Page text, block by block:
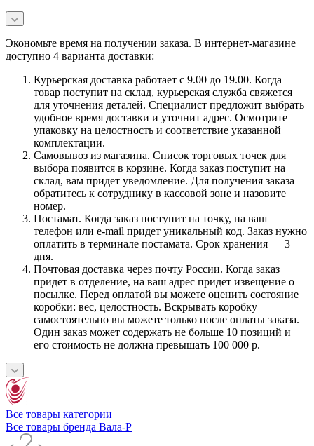
Экономьте время на получении заказа. В интернет-магазине
доступно 4 варианта доставки:
Курьерская доставка работает с 9.00 до 19.00. Когда
товар поступит на склад, курьерская служба свяжется
для уточнения деталей. Специалист предложит выбрать
удобное время доставки и уточнит адрес. Осмотрите
упаковку на целостность и соответствие указанной
комплектации.
Самовывоз из магазина. Список торговых точек для
выбора появится в корзине. Когда заказ поступит на
склад, вам придет уведомление. Для получения заказа
обратитесь к сотруднику в кассовой зоне и назовите
номер.
Постамат. Когда заказ поступит на точку, на ваш
телефон или e-mail придет уникальный код. Заказ нужно
оплатить в терминале постамата. Срок хранения — 3
дня.
Почтовая доставка через почту России. Когда заказ
придет в отделение, на ваш адрес придет извещение о
посылке. Перед оплатой вы можете оценить состояние
коробки: вес, целостность. Вскрывать коробку
самостоятельно вы можете только после оплаты заказа.
Один заказ может содержать не больше 10 позиций и
его стоимость не должна превышать 100 000 р.
Все товары категории
Все товары бренда Вала-Р